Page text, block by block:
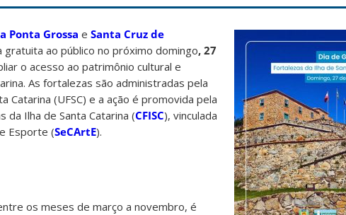
Ponta Grossa e Santa Cruz de
ao público no próximo domingo, 27
o acesso ao patrimônio cultural e
As fortalezas são administradas pela
Catarina (UFSC) e a ação é promovida pela
da Ilha de Santa Catarina (CFISC), vinculada
Esporte (SeCArtE).
os meses de março a novembro, é